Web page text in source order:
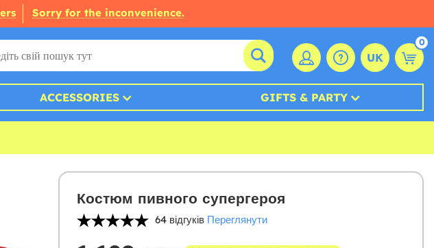
Sorry for the inconvenience.
UK
0
ACCESSORIES GIFTS & PARTY
Костюм пивного супергероя
64 відгуків Переглянути